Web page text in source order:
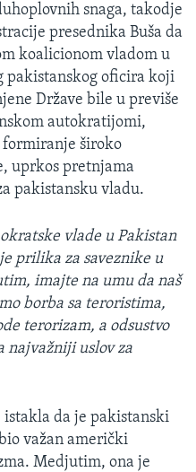
snaga, takodje
presednika Buša da
koalicionom vladom u
pakistanskog oficira koji
Države bile u previše
autokratijomi,
formiranje široko
uprkos pretnjama
pakistansku vladu.
vlade u Pakistan
prilika za saveznike u
imajte na umu da naš
borba sa teroristima,
terorizam, a odsustvo
najvažniji uslov za
da je pakistanski
važan američki
Medjutim, ona je